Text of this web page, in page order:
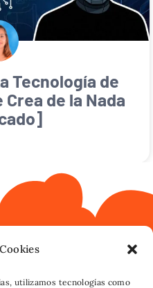
utilizamos tecnologías como
Tecnología de
de la Nada